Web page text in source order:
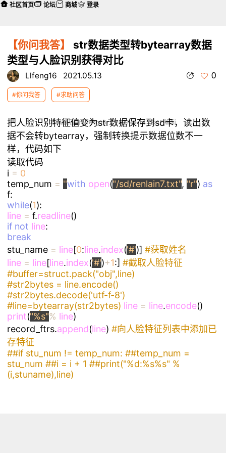
【你问我答】
str数据类型转bytearray数据
类型与人脸识别获得对比
Llfeng16 2021.05.13 0
#你问我答 #求助问答
本帖最后由 Llfeng16 于 2021-5-14 12:42 编辑
把人脸识别特征值变为str数据保存到sd卡，读出数
据不会转bytearray，强制转换提示数据位数不一
样，代码如下
读取代码
i = 0
temp_num = ''with open("/sd/renlain7.txt", "r") as
f:
while(1):
line = f.readline()
if not line:
break
stu_name = line[0:line.index('#')] #获取姓名
line = line[line.index('#')+1:] #截取人脸特征
#buffer=struct.pack("obj",line)
#str2bytes = line.encode()
#str2bytes.decode('utf-f-8')
#line=bytearray(str2bytes) line = line.encode()
print("%s"% line)
record_ftrs.append(line) #向人脸特征列表中添加已
存特征
##if stu_num != temp_num: ##temp_num =
stu_num ##i = i + 1 ##print("%d:%s%s" %
(i,stuname),line)
社区首页 论坛 商城 登录